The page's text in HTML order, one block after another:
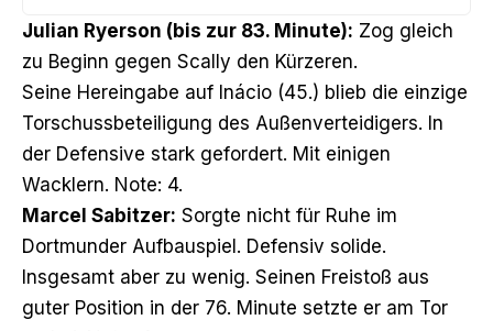
Julian Ryerson (bis zur 83. Minute): Zog gleich
zu Beginn gegen Scally den Kürzeren.
Seine Hereingabe auf Inácio (45.) blieb die einzige
Torschussbeteiligung des Außenverteidigers. In
der Defensive stark gefordert. Mit einigen
Wacklern. Note: 4.
Marcel Sabitzer: Sorgte nicht für Ruhe im
Dortmunder Aufbauspiel. Defensiv solide.
Insgesamt aber zu wenig. Seinen Freistoß aus
guter Position in der 76. Minute setzte er am Tor